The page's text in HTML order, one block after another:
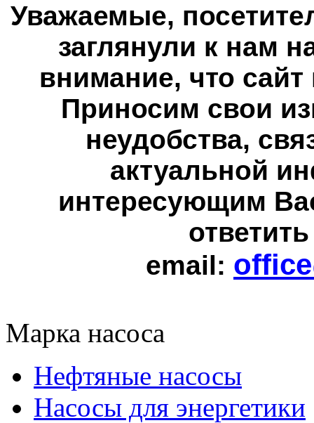
Уважаемые,
заглянули к нам
внимание, что сайт
Приносим свои
неудобства,
актуальной
интересующим
email:
Марка насоса
Нефтяные насосы
Насосы для энергетики